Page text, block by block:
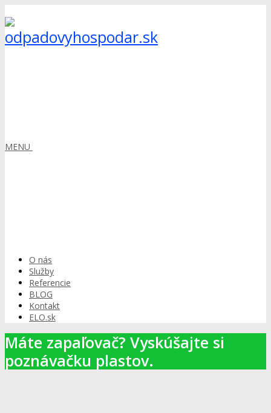
MENU
O nás
Služby
Referencie
BLOG
Kontakt
ELO.sk
Máte zapaľovač? Vyskúšajte si
poznávačku plastov.